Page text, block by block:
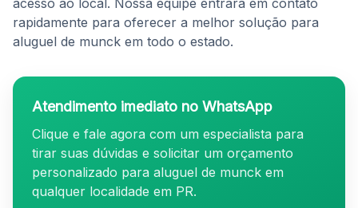
acesso ao local. Nossa equipe entrará em contato
rapidamente para oferecer a melhor solução para
aluguel de munck em todo o estado.
Atendimento imediato no WhatsApp
Clique e fale agora com um especialista para
tirar suas dúvidas e solicitar um orçamento
personalizado para aluguel de munck em
qualquer localidade em PR.